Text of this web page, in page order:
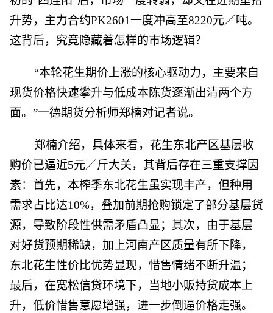
升势，主力合约PK2601一度冲高至8220元／吨。
这背后，究竟隐藏着怎样的市场逻辑？
“本轮花生期价上涨的核心驱动力，主要来自
现货价格快速攀升与低成本陈货逐渐出清两个方
面。”一德期货分析师郑楠对记者说。
郑楠介绍，具体来看，花生东北产区基层收
购价已逼近5元／斤大关，其背后存在三重支撑因
素：首先，本榨季东北花生虽实现丰产，但种用
需求占比达10%，叠加前期抢购锁定了部分基层货
源，导致阶段性供需矛盾凸显；其次，由于基层
对好货预期稀缺，加上河南产区质量有所下降，
东北花生性价比优势显现，惜售情绪不断升温；
最后，在宽松信贷环境下，当地小贩持货成本上
升，低价惜售意愿增强，进一步倒逼价格走强。